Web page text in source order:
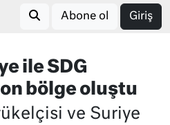
Abone ol Giriş
ile SDG
bölge oluştu
ve Suriye